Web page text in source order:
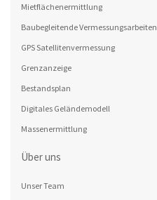
Mietflächenermittlung
Baubegleitende Vermessungsarbeiten
GPS Satellitenvermessung
Grenzanzeige
Bestandsplan
Digitales Geländemodell
Massenermittlung
Über uns
Unser Team